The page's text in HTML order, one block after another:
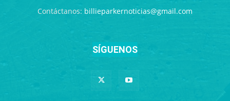
Contáctanos: billieparkernoticias@gmail.com
SÍGUENOS